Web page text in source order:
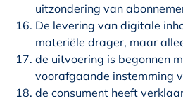
uitzondering van
De levering van digitale
materiële drager, maar
de uitvoering is begonnen
voorafgaande instemming
de consument heeft